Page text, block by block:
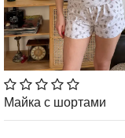
Майка с шортами